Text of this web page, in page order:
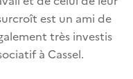
est un ami de
très investis
à Cassel.